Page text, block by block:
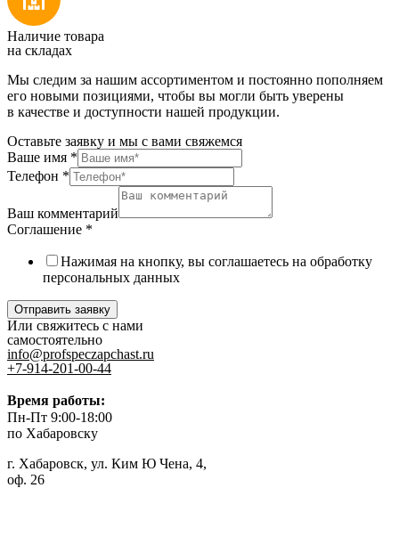
Наличие товара
на складах
Мы следим за нашим ассортиментом и постоянно пополняем
его новыми позициями, чтобы вы могли быть уверены
в качестве и доступности нашей продукции.
Оставьте заявку и мы с вами свяжемся
Ваше имя *
Телефон *
Ваш комментарий
Соглашение *
Нажимая на кнопку, вы соглашаетесь на обработку
персональных данных
Отправить заявку
Или свяжитесь с нами
самостоятельно
info@profspeczapchast.ru
+7-914-201-00-44
Время работы:
Пн-Пт 9:00-18:00
по Хабаровску
г. Хабаровск, ул. Ким Ю Чена, 4,
оф. 26